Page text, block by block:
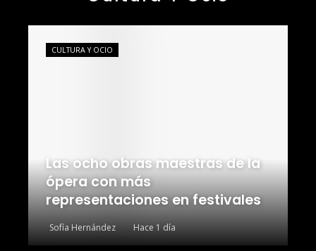
CULTURA Y OCIO
Las ocho obras maestras de la
ópera con más
representaciones en festivales
Sofía Hernández Hace 1 día